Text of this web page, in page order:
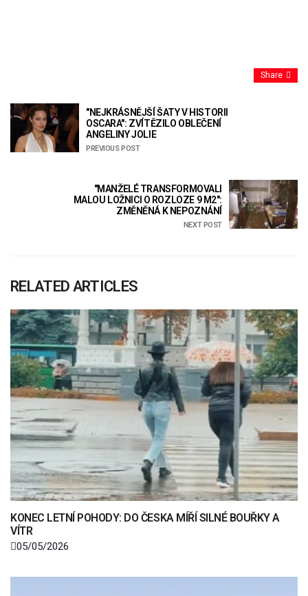
Share
"NEJKRÁSNĚJŠÍ ŠATY V HISTORII
OSCARA": ZVÍTĚZILO OBLEČENÍ
ANGELINY JOLIE
PREVIOUS POST
"MANŽELÉ TRANSFORMOVALI
MALOU LOŽNICI O ROZLOZE 9 M2":
ZMĚNĚNÁ K NEPOZNÁNÍ
NEXT POST
RELATED ARTICLES
KONEC LETNÍ POHODY: DO ČESKA MÍŘÍ SILNÉ BOUŘKY A
VÍTR
05/05/2026